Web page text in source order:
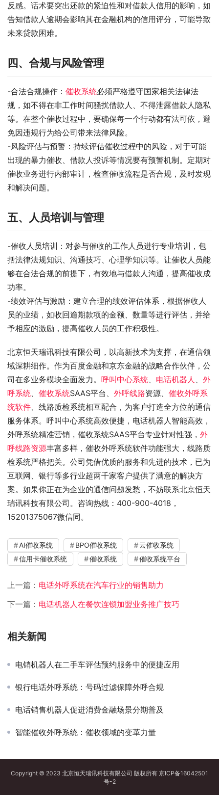
反感。话术要突出还款的紧迫性和对借款人信用的影响，如
告知借款人逾期会影响其在金融机构的信用评分，可能导致
未来贷款困难。
四、合规与风险管理
-合法合规操作： 催收系统必须严格遵守国家相关法律法
规，如不得在非工作时间骚扰借款人、不得泄露借款人隐私
等。在整个催收过程中，要确保每一个行动都有法可依，避
免因违规行为给公司带来法律风险。
-风险评估与预警：持续评估催收过程中的风险，对于可能
出现的暴力催收、借款人投诉等情况要有预警机制。定期对
催收业务进行内部审计，检查催收流程是否合规，及时发现
和解决问题。
五、人员培训与管理
-催收人员培训：对参与催收的工作人员进行专业培训，包
括法律法规知识、沟通技巧、心理学知识等。让催收人员能
够在合法合规的前提下，有效地与借款人沟通，提高催收成
功率。
-绩效评估与激励：建立合理的绩效评估体系，根据催收人
员的业绩，如收回逾期款项的金额、数量等进行评估，并给
予相应的激励，提高催收人员的工作积极性。
北京恒天瑞讯科技有限公司，以高新技术为支撑，在通信领
域深耕细作。作为百度金融和京东金融的战略合作伙伴，公
司在多业务模块全面发力。 呼叫中心系统、 电话机器人 、 外
呼系统、 催收系统SAAS平台、 外呼线路资源、 催收外呼系
统软件、线路质检系统相互配合，为客户打造全方位的通信
服务体系。呼叫中心系统高效便捷，电话机器人智能高效，
外呼系统精准营销，催收系统SAAS平台专业针对性强， 外
呼线路资源丰富多样，催收外呼系统软件功能强大，线路质
检系统严格把关。公司凭借优质的服务和先进的技术，已为
互联网、银行等多行业超两千家客户提供了满意的解决方
案。如果你正在为企业的通信问题发愁，不妨联系北京恒天
瑞讯科技有限公司。咨询热线：400-900-4018，
15201375067微信同。
AI催收系统 BPO催收系统
云催收系统
信用卡催收系统
催收系统 催收系统平台
上一篇： 电话外呼系统在汽车行业的销售助力
下一篇： 电话机器人在餐饮连锁加盟业务推广技巧
相关新闻
电销机器人在二手车评估预约服务中的便捷应用
银行电话外呼系统：号码过滤保障外呼合规
电话销售机器人促进消费金融场景分期普及
智能催收外呼系统：催收领域的变革力量
Copyright © 2023 北京恒天瑞讯科技有限公司 版权所有 京ICP备16042501
号-2